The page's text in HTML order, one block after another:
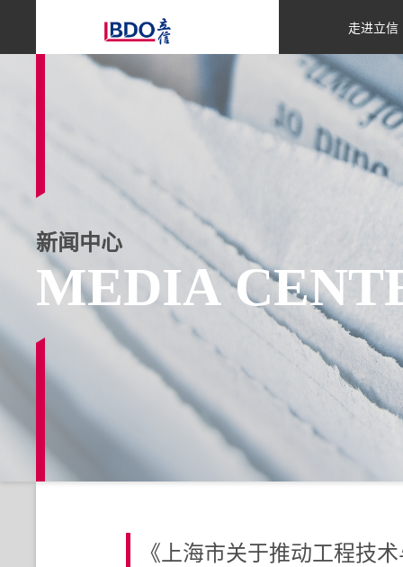
走进立信
新闻中心
MEDIA
《上海市关于推动工程技